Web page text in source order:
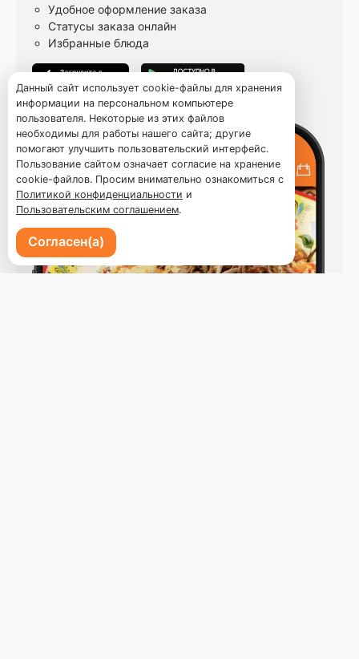
Удобное оформление заказа
Статусы заказа онлайн
Избранные блюда
Данный сайт использует cookie-файлы для хранения
информации на персональном компьютере
пользователя. Некоторые из этих файлов
необходимы для работы нашего сайта; другие
помогают улучшить пользовательский интерфейс.
Пользование сайтом означает согласие на хранение
cookie-файлов. Просим внимательно ознакомиться с
Политикой конфиденциальности и
Пользовательским соглашением.
Согласен(а)